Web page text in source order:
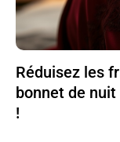
Réduisez les
bonnet de
!